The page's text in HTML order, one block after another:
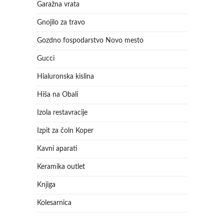
Garažna vrata
Gnojilo za travo
Gozdno fospodarstvo Novo mesto
Gucci
Hialuronska kislina
Hiša na Obali
Izola restavracije
Izpit za čoln Koper
Kavni aparati
Keramika outlet
Knjiga
Kolesarnica